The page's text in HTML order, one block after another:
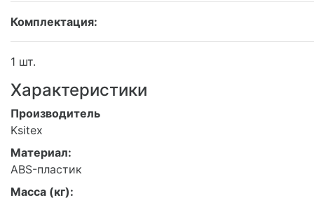
Комплектация:
1 шт.
Характеристики
Производитель
Ksitex
Материал:
ABS-пластик
Масса (кг):